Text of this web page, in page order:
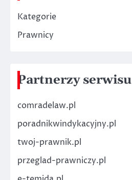
Kategorie
Prawnicy
Partnerzy serwisu
comradelaw.pl
poradnikwindykacyjny.pl
twoj-prawnik.pl
przeglad-prawniczy.pl